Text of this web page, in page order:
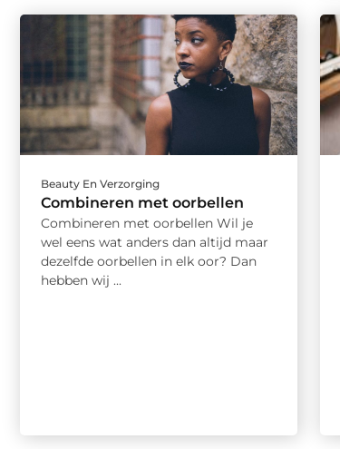
Beauty En Verzorging
Combineren met oorbellen
Combineren met oorbellen Wil je
wel eens wat anders dan altijd maar
dezelfde oorbellen in elk oor? Dan
hebben wij ...